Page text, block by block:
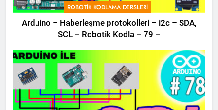
ROBOTIK KODLAMA DERSLERI
Arduino – Haberleşme protokolleri – i2c – SDA,
SCL – Robotik Kodla – 79 –